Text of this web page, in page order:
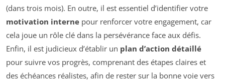
(dans trois mois). En outre, il est essentiel d’identifier votre
motivation interne pour renforcer votre engagement, car
cela joue un rôle clé dans la persévérance face aux défis.
Enfin, il est judicieux d’établir un plan d’action détaillé
pour suivre vos progrès, comprenant des étapes claires et
des échéances réalistes, afin de rester sur la bonne voie vers